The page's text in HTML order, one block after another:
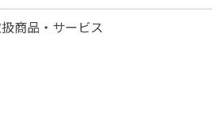
商品・サービス